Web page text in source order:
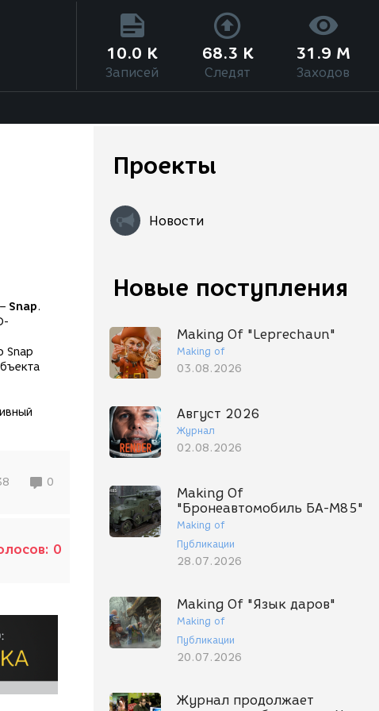
10.0 K
Записей
68.3 K
Следят
31.9 M
Заходов
Проекты
Новости
Новые поступления
Making Of "Leprechaun"
Making of
03.08.2026
Август 2026
Журнал
02.08.2026
Making Of
"Бронеавтомобиль БА-М85"
Making of
Публикации
28.07.2026
Making Of "Язык даров"
Making of
Публикации
20.07.2026
Журнал продолжает
Snap.
Snap
0
0